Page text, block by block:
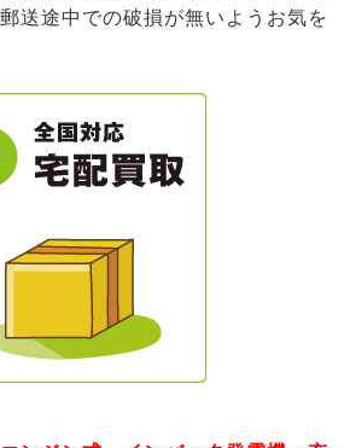
送途中での破損が無いようお気を